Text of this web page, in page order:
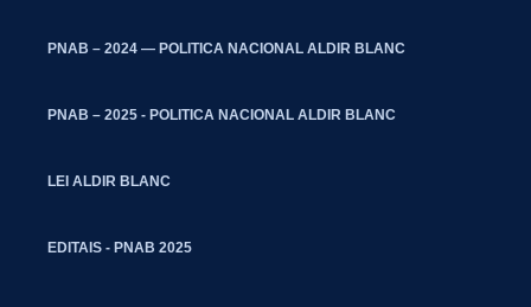
PNAB – 2024 — POLITICA NACIONAL ALDIR BLANC
PNAB – 2025 - POLITICA NACIONAL ALDIR BLANC
LEI ALDIR BLANC
EDITAIS - PNAB 2025